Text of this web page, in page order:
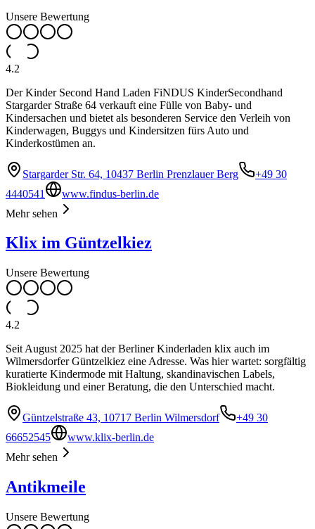
Unsere Bewertung
4.2
Der Kinder Second Hand Laden FiNDUS KinderSecondhand
Stargarder Straße 64 verkauft eine Fülle von Baby- und
Kindersachen und bietet als besonderen Service den Verleih von
Kinderwagen, Buggys und Kindersitzen fürs Auto und
Kinderkostümen an.
Stargarder Str. 64, 10437 Berlin Prenzlauer Berg
+49 30
4440541
www.findus-berlin.de
Mehr sehen
Klix im Güntzelkiez
Unsere Bewertung
4.2
Seit August 2025 hat der Berliner Kinderladen klix auch im
Wilmersdorfer Güntzelkiez eine Adresse. Was hier wartet: sorgfältig
kuratierte Kindermode mit Haltung, skandinavischen Labels,
Biokleidung und einer Beratung, die den Unterschied macht.
Güntzelstraße 43, 10717 Berlin Wilmersdorf
+49 30
66652545
www.klix-berlin.de
Mehr sehen
Antikmeile
Unsere Bewertung